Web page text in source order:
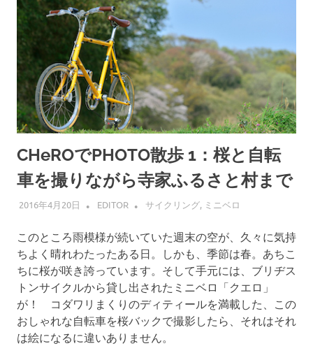
CHeROでPHOTO散歩 1：桜と自転
車を撮りながら寺家ふるさと村まで
2016年4月20日 EDITOR サイクリング, ミニベロ
このところ雨模様が続いていた週末の空が、久々に気持
ちよく晴れわたったある日。しかも、季節は春。あちこ
ちに桜が咲き誇っています。そして手元には、ブリヂス
トンサイクルから貸し出されたミニベロ「クエロ」
が！ コダワリまくりのディティールを満載した、この
おしゃれな自転車を桜バックで撮影したら、それはそれ
は絵になるに違いありません。